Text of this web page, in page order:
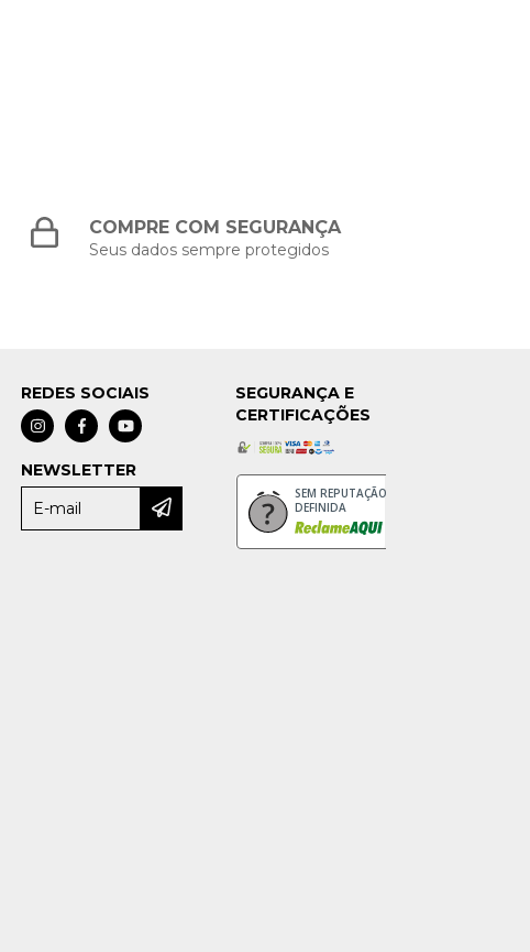
COMPRE COM SEGURANÇA
Seus dados sempre protegidos
REDES SOCIAIS
NEWSLETTER
SEGURANÇA E
CERTIFICAÇÕES
SEM REPUTAÇÃO
DEFINIDA